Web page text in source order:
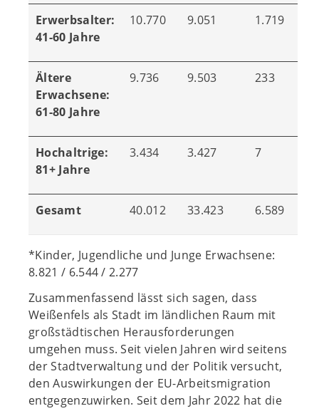
Erwerbsalter:
41-60 Jahre
10.770 9.051 1.719
Ältere
Erwachsene:
61-80 Jahre
9.736 9.503 233
Hochaltrige:
81+ Jahre
3.434 3.427 7
Gesamt 40.012 33.423 6.589
*Kinder, Jugendliche und Junge Erwachsene:
8.821 / 6.544 / 2.277
Zusammenfassend lässt sich sagen, dass
Weißenfels als Stadt im ländlichen Raum mit
großstädtischen Herausforderungen
umgehen muss. Seit vielen Jahren wird seitens
der Stadtverwaltung und der Politik versucht,
den Auswirkungen der EU-Arbeitsmigration
entgegenzuwirken. Seit dem Jahr 2022 hat die